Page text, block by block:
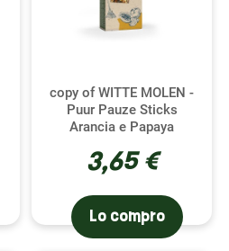
copy of WITTE MOLEN -
Puur Pauze Sticks
Arancia e Papaya
3,65 €
Lo compro